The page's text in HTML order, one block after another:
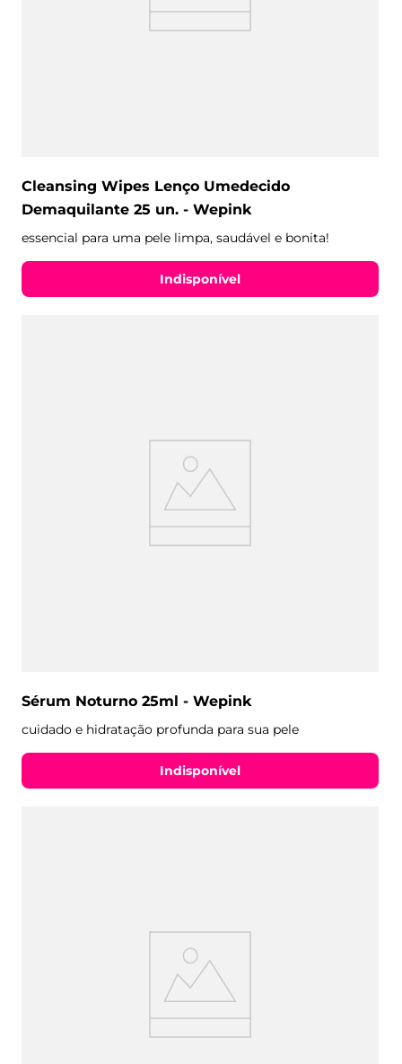
Cleansing Wipes Lenço Umedecido
Demaquilante 25 un. - Wepink
essencial para uma pele limpa, saudável e bonita!
Indisponível
Sérum Noturno 25ml - Wepink
cuidado e hidratação profunda para sua pele
Indisponível